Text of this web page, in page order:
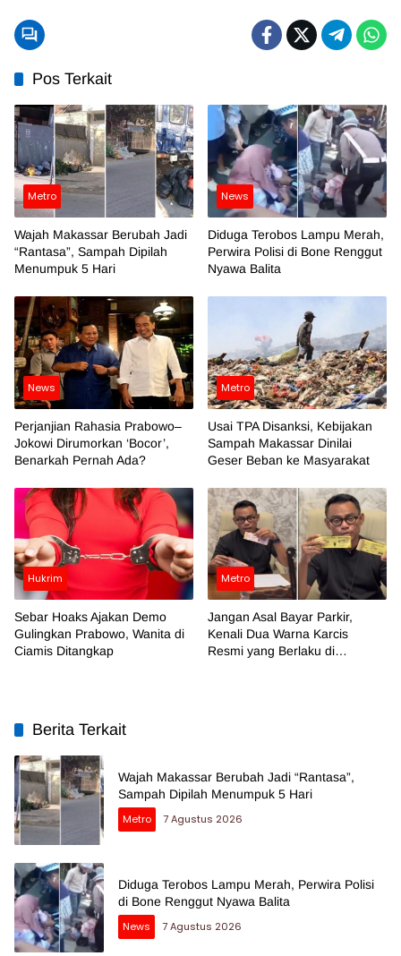
Pos Terkait
Metro
Wajah Makassar Berubah Jadi
“Rantasa”, Sampah Dipilah
Menumpuk 5 Hari
News
Diduga Terobos Lampu Merah,
Perwira Polisi di Bone Renggut
Nyawa Balita
News
Perjanjian Rahasia Prabowo–
Jokowi Dirumorkan ‘Bocor’,
Benarkah Pernah Ada?
Metro
Usai TPA Disanksi, Kebijakan
Sampah Makassar Dinilai
Geser Beban ke Masyarakat
Hukrim
Sebar Hoaks Ajakan Demo
Gulingkan Prabowo, Wanita di
Ciamis Ditangkap
Metro
Jangan Asal Bayar Parkir,
Kenali Dua Warna Karcis
Resmi yang Berlaku di
Berita Terkait
Wajah Makassar Berubah Jadi “Rantasa”,
Sampah Dipilah Menumpuk 5 Hari
Metro
7 Agustus 2026
Diduga Terobos Lampu Merah, Perwira Polisi
di Bone Renggut Nyawa Balita
News
7 Agustus 2026